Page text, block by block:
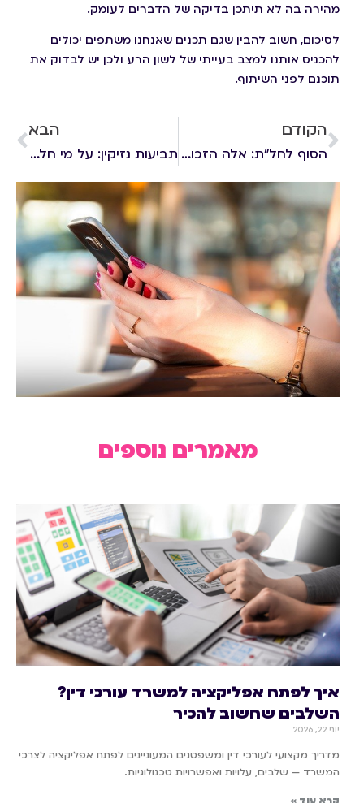
מהירה בה לא תיתכן בדיקה של הדברים לעומק.
לסיכום, חשוב להבין שגם תכנים שאנחנו משתפים יכולים
להכניס אותנו למצב בעייתי של לשון הרע ולכן יש לבדוק את
תוכנם לפני השיתוף.
הקודם
הסוף לחל"ת: אלה הזכויות שצברתם במהלך ימי החל"ת
הבא
תביעות נזיקין: על מי חלה חובת ההוכחה?
מאמרים נוספים
איך לפתח אפליקציה למשרד עורכי דין?
השלבים שחשוב להכיר
יוני 22, 2026
מדריך מקצועי לעורכי דין ומשפטנים המעוניינים לפתח אפליקציה לצרכי
המשרד — שלבים, עלויות ואפשרויות טכנולוגיות.